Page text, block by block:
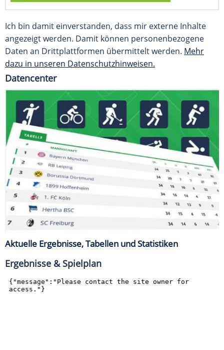
Ich bin damit einverstanden, dass mir externe Inhalte
angezeigt werden. Damit können personenbezogene
Daten an Drittplattformen übermittelt werden. Mehr
dazu in unseren Datenschutzhinweisen.
Datencenter
Aktuelle Ergebnisse, Tabellen und Statistiken
Ergebnisse & Spielplan